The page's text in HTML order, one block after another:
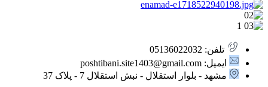
تلفن: 05136022032
ایمیل: poshtibani.site1403@gmail.com
مشهد - بلوار استقلال - نبش استقلال 7 - پلاک 37